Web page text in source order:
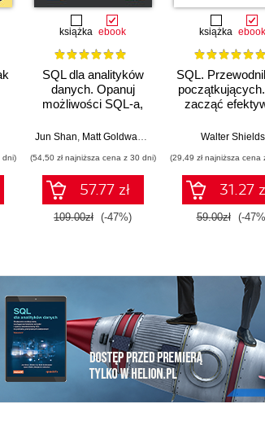
dni)
książka ebook
SQL dla analityków
danych. Opanuj
możliwości SQL-a,
informacje z danych.
Jun Shan, Matt Goldwasser Upom Malik, Benjamin
(54,50 zł najniższa cena z 30 dni)
57.77 zł
109.00zł (-47%)
książka ebook
SQL.
zacząć
Walter Shields
(29,49 zł najniższa cena
31.27
59.00zł (-